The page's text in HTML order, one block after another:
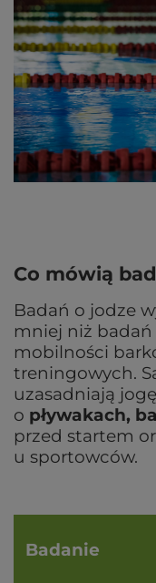
Co mówią
Badań o jodze
mniej niż badań
mobilności
treningowych.
uzasadniają
o pływakach,
przed startem
u sportowców.
Badanie